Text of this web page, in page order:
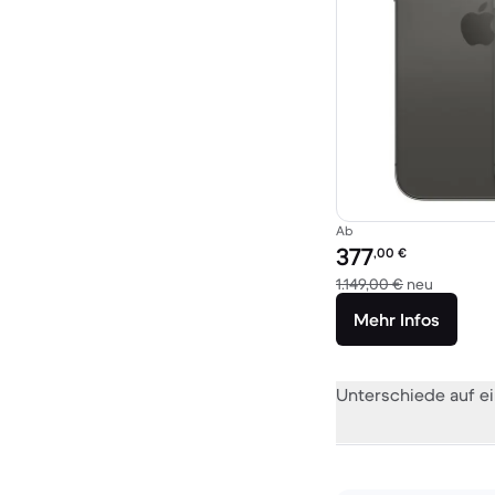
Ab
Preis des erneuerten
377,00 €
1.149,00 € neu
Mehr Infos
Unterschiede auf